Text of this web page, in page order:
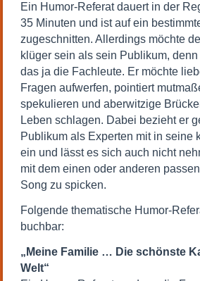
Ein Humor-Referat dauert in der
35 Minuten und ist auf ein
zugeschnitten. Allerdings möchte
klüger sein als sein Publikum,
das ja die Fachleute. Er möchte
Fragen aufwerfen, pointiert
spekulieren und aberwitzige
Leben schlagen. Dabei bezieht er
Publikum als Experten mit in seine
ein und lässt es sich auch nicht
mit dem einen oder anderen
Song zu spicken.
Folgende thematische Humor-
buchbar:
„Meine Familie … Die schönste
Welt“